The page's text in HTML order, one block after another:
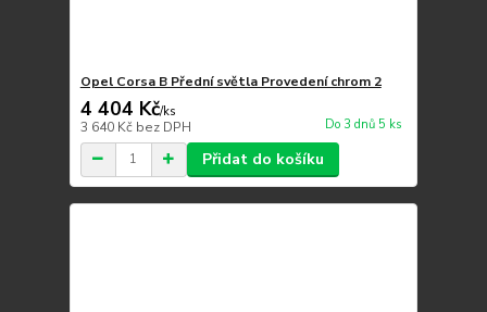
Opel Corsa B Přední světla Provedení chrom 2
4 404 Kč/ks
3 640 Kč bez DPH Do 3 dnů 5 ks
Přidat do košíku